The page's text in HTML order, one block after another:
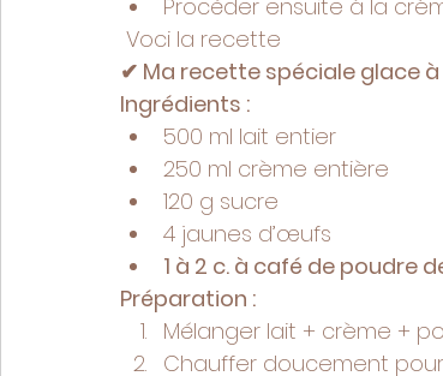
Procéder ensuite à la
Voci la recette
✔ Ma recette spéciale glace
Ingrédients :
500 ml lait entier
250 ml crème entière
120 g sucre
4 jaunes d’œufs
1 à 2 c. à café de poudre
Préparation :
Mélanger lait + crème +
Chauffer doucement pour